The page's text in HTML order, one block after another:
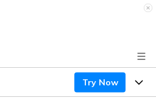
Try Now